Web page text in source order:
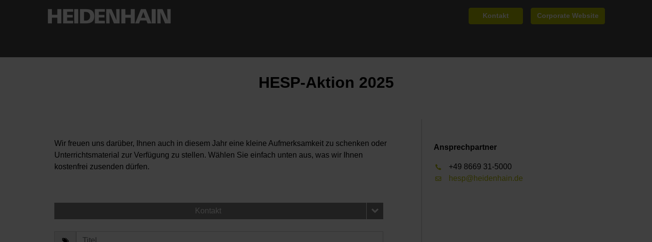
Kontakt Corporate Website
HESP-Aktion 2025
Wir freuen uns darüber, Ihnen auch in diesem Jahr eine kleine Aufmerksamkeit zu schenken oder
Unterrichtsmaterial zur Verfügung zu stellen. Wählen Sie einfach unten aus, was wir Ihnen
kostenfrei zusenden dürfen.
Kontakt
Ansprechpartner
+49 8669 31-5000
hesp@heidenhain.de